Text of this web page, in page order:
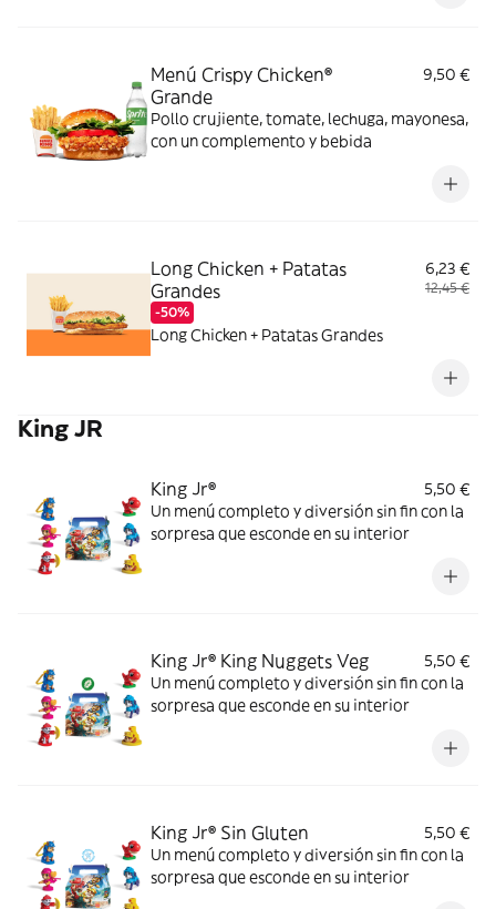
Menú Crispy Chicken®
Grande
9,50 €
Pollo crujiente, tomate, lechuga, mayonesa,
con un complemento y bebida
Long Chicken + Patatas
Grandes
-50%
6,23 €
12,45 €
Long Chicken + Patatas Grandes
King JR
King Jr®
5,50 €
Un menú completo y diversión sin fin con la
sorpresa que esconde en su interior
King Jr® King Nuggets Veg
5,50 €
Un menú completo y diversión sin fin con la
sorpresa que esconde en su interior
King Jr® Sin Gluten
5,50 €
Un menú completo y diversión sin fin con la
sorpresa que esconde en su interior